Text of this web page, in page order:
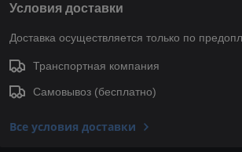
Условия доставки
Доставка осуществляется только по
Транспортная компания
Самовывоз (бесплатно)
Все условия доставки